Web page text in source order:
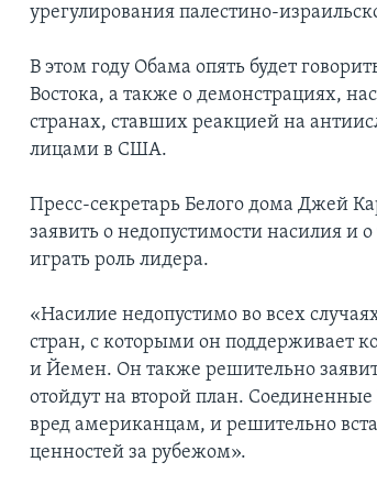
урегулирования палестино-
В этом году Обама опять будет
Востока, а также о демонстрациях,
странах, ставших реакцией на
лицами в США.
Пресс-секретарь Белого дома Джей
заявить о недопустимости насилия
играть роль лидера.
«Насилие недопустимо во всех
стран, с которыми он поддерживает
и Йемен. Он также решительно
отойдут на второй план.
вред американцам, и решительно
ценностей за рубежом».